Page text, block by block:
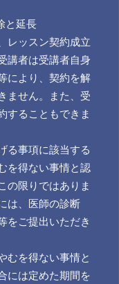
と延長
レッスン契約成立
講者は受講者自身
により、契約を解
ません。また、受
することもできま
る事項に該当する
を得ない事情と認
の限りではありま
は、医師の診断
をご提出いただき
むを得ない事情と
には定めた期間を